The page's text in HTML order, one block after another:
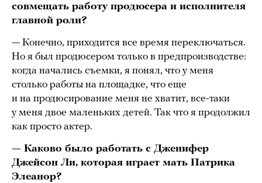
совмещать работу продюсера и исполнителя
главной роли?
— Конечно, приходится все время переключаться.
Но я был продюсером только в предпроизводстве:
когда начались съемки, я понял, что у меня
столько работы на площадке, что еще
и на продюсирование меня не хватит, все-таки
у меня двое маленьких детей. Так что я продолжил
как просто актер.
— Каково было работать с Дженифер
Джейсон Ли, которая играет мать Патрика
Элеанор?